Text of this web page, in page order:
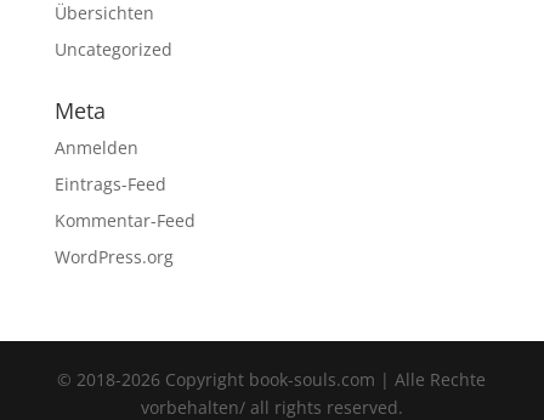
Übersichten
Uncategorized
Meta
Anmelden
Eintrags-Feed
Kommentar-Feed
WordPress.org
© 2018-2026 Copyright book-souls.com | Alle Rechte
vorbehalten/ all rights reserved.